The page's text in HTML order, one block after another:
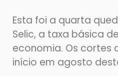
Esta foi a quarta
Selic, a taxa básica
economia. Os cortes
início em agosto